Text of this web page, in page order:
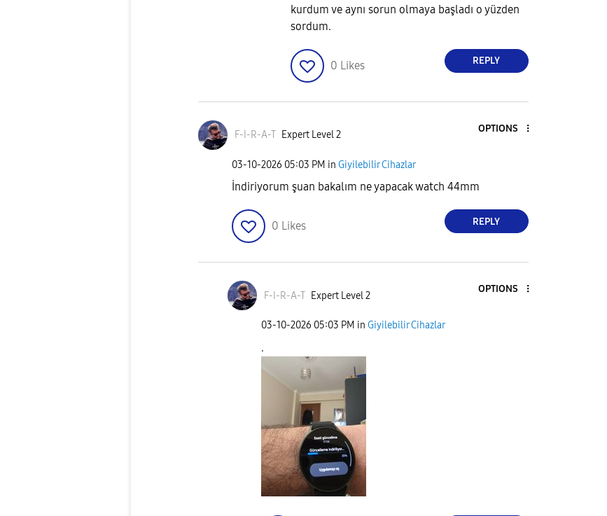
kurdum ve aynı sorun olmaya başladı o yüzden
sordum.
0 Likes REPLY
F-I-R-A-T Expert Level 2
OPTIONS
‎03-10-2026 05:03 PM in Giyilebilir Cihazlar
İndiriyorum şuan bakalım ne yapacak watch 44mm
0 Likes REPLY
F-I-R-A-T Expert Level 2
OPTIONS
‎03-10-2026 05:03 PM in Giyilebilir Cihazlar
.